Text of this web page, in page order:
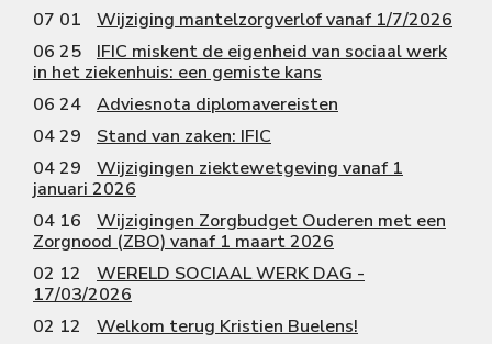
07 01
Wijziging mantelzorgverlof vanaf 1/7/2026
06 25
IFIC miskent de eigenheid van sociaal werk
in het ziekenhuis: een gemiste kans
06 24
Adviesnota diplomavereisten
04 29
Stand van zaken: IFIC
04 29
Wijzigingen ziektewetgeving vanaf 1
januari 2026
04 16
Wijzigingen Zorgbudget Ouderen met een
Zorgnood (ZBO) vanaf 1 maart 2026
02 12
WERELD SOCIAAL WERK DAG -
17/03/2026
02 12
Welkom terug Kristien Buelens!